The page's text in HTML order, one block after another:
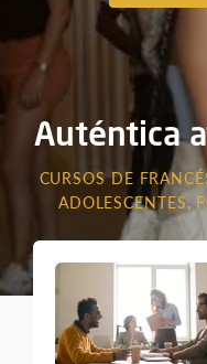
Auténtica
CURSOS DE
ADOLESCENTES,